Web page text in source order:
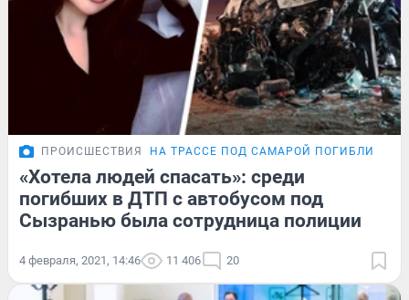
ПРОИСШЕСТВИЯ НА ТРАССЕ ПОД САМАРОЙ ПОГИБЛИ 12
«Хотела людей спасать»: среди
погибших в ДТП с автобусом под
Сызранью была сотрудница полиции
4 февраля, 2021, 14:46 11 406 20